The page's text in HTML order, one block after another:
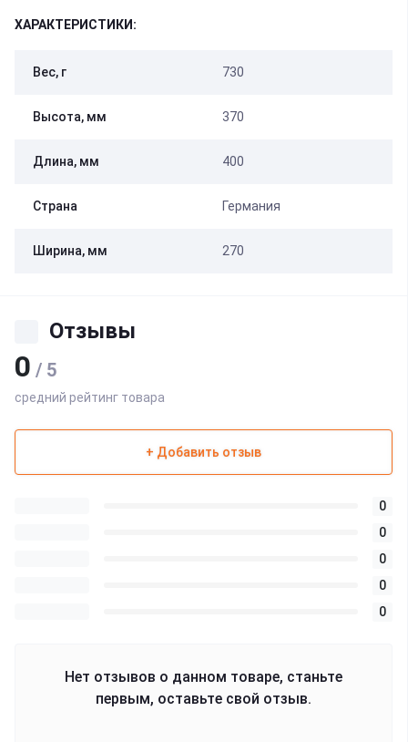
ХАРАКТЕРИСТИКИ:
Вес, г 730
Высота, мм 370
Длина, мм 400
Страна Германия
Ширина, мм 270
Отзывы
0 / 5
средний рейтинг товара
+ Добавить отзыв
0
0
0
0
0
Нет отзывов о данном товаре, станьте
первым, оставьте свой отзыв.